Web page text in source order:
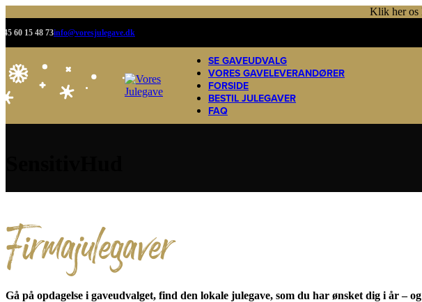
Klik her os
60 15 48 73info@voresjulegave.dk
SE GAVEUDVALG
VORES GAVELEVERANDØRER
FORSIDE
BESTIL JULEGAVER
FAQ
Firmajulegaver
Gå på opdagelse i gaveudvalget, find den lokale julegave, som du har ønsket dig i år –